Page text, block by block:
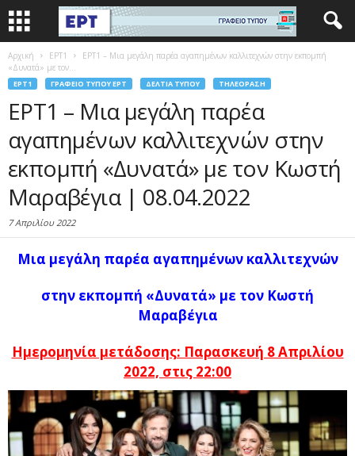
Αρχική EΡΤ1
ΕΡΤ1 – Μια μεγάλη παρέα αγαπημένων καλλιτεχνών στην εκπομπή
«Δυνατά» με τον...
EΡΤ1 ΓΡΑΦΕΊΟ ΤΎΠΟΥ ΕΡΤ ΔΕΛΤΊΑ ΤΎΠΟΥ ΤΗΛΕΌΡΑΣΗ
ΕΡΤ1 – Μια μεγάλη παρέα
αγαπημένων καλλιτεχνών στην
εκπομπή «Δυνατά» με τον Κωστή
Μαραβέγια | 08.04.2022
7 Απριλίου 2022
Μια μεγάλη παρέα αγαπημένων καλλιτεχνών
στην εκπομπή «Δυνατά» με τον Κωστή
Μαραβέγια
Ημερομηνία μετάδοσης: Παρασκευή 8 Απριλίου
2022, στις 22:00